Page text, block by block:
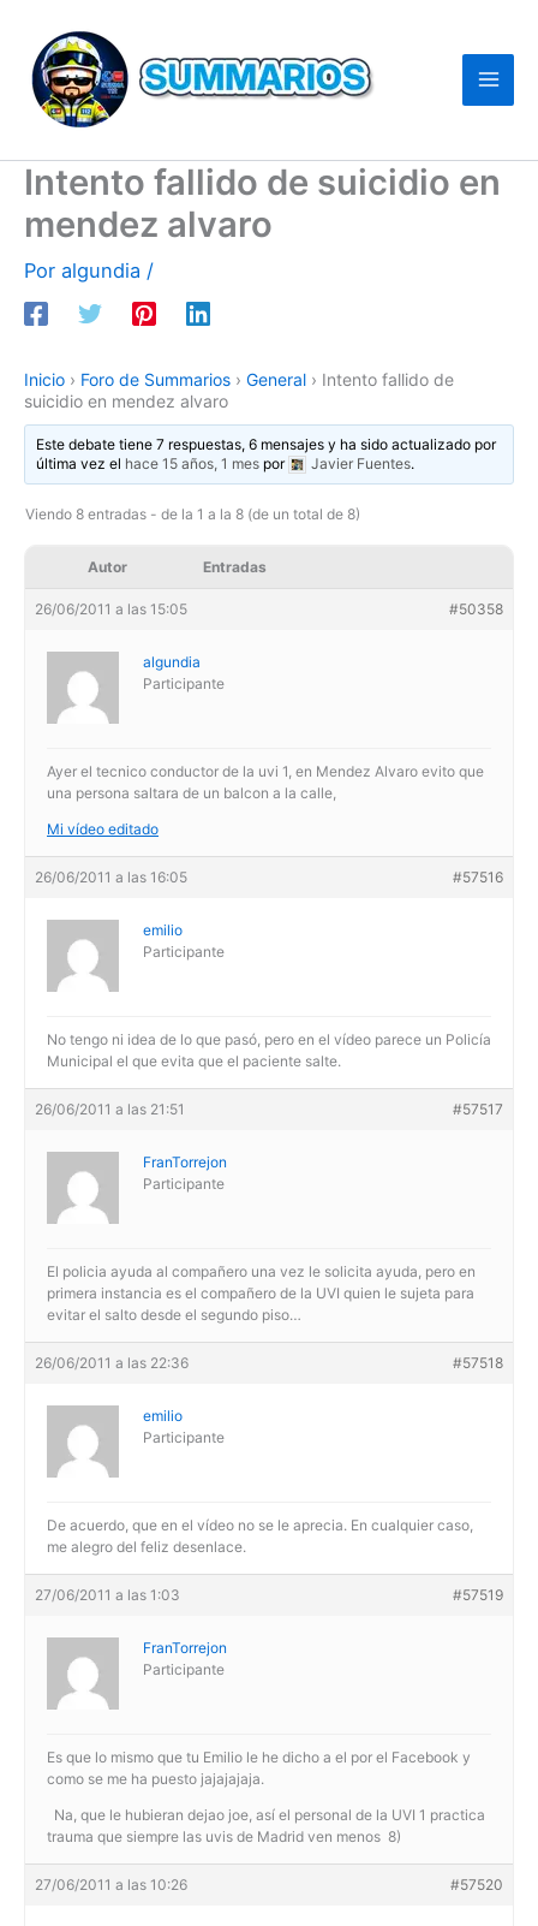
contenido
Intento fallido de suicidio en
mendez alvaro
Por algundia /
Inicio › Foro de Summarios › General › Intento fallido de
suicidio en mendez alvaro
Este debate tiene 7 respuestas, 6 mensajes y ha sido actualizado por
última vez el hace 15 años, 1 mes por Javier Fuentes.
Viendo 8 entradas - de la 1 a la 8 (de un total de 8)
Autor Entradas
26/06/2011 a las 15:05 #50358
algundia
Participante
Ayer el tecnico conductor de la uvi 1, en Mendez Alvaro evito que
una persona saltara de un balcon a la calle,
Mi vídeo editado
26/06/2011 a las 16:05 #57516
emilio
Participante
No tengo ni idea de lo que pasó, pero en el vídeo parece un Policía
Municipal el que evita que el paciente salte.
26/06/2011 a las 21:51 #57517
FranTorrejon
Participante
El policia ayuda al compañero una vez le solicita ayuda, pero en
primera instancia es el compañero de la UVI quien le sujeta para
evitar el salto desde el segundo piso…
26/06/2011 a las 22:36 #57518
emilio
Participante
De acuerdo, que en el vídeo no se le aprecia. En cualquier caso,
me alegro del feliz desenlace.
27/06/2011 a las 1:03 #57519
FranTorrejon
Participante
Es que lo mismo que tu Emilio le he dicho a el por el Facebook y
como se me ha puesto jajajajaja.
Na, que le hubieran dejao joe, así el personal de la UVI 1 practica
trauma que siempre las uvis de Madrid ven menos 8)
27/06/2011 a las 10:26 #57520